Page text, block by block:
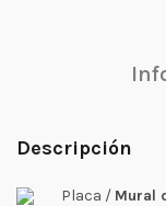
Descripción
Placa / Mural